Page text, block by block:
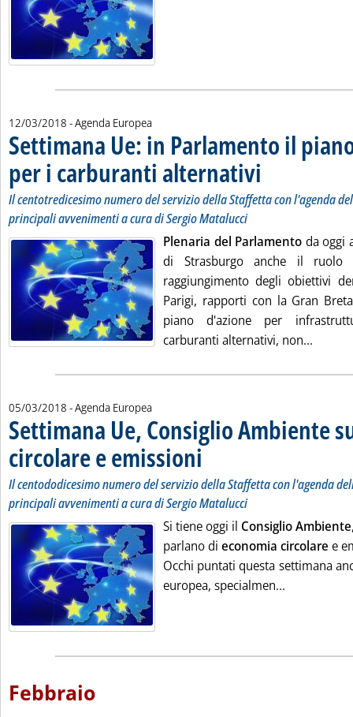
12/03/2018 - Agenda Europea
Settimana Ue: in Parlamento il
per i carburanti alternativi . Sottotitolo: Il
. Pubblicata lunedì 12
Il centotredicesimo numero del servizio della Staffetta con l'agenda
principali avvenimenti a cura di Sergio Matalucci
Plenaria del Parlamento da oggi
di Strasburgo anche il
raggiungimento degli obiettivi
Parigi, rapporti con la Gran
piano d'azione per
carburanti alternativi, non...
05/03/2018 - Agenda Europea
Settimana Ue, Consiglio Ambiente
circolare e emissioni. Sottotitolo: Il centododicesimo
. Pubblicata lunedì 05 marzo 2018 alle
Il centododicesimo numero del servizio della Staffetta con l'agenda
principali avvenimenti a cura di Sergio Matalucci
Si tiene oggi il Consiglio Ambiente
parlano di economia circolare e
Occhi puntati questa settimana
europea, specialmen...
Febbraio